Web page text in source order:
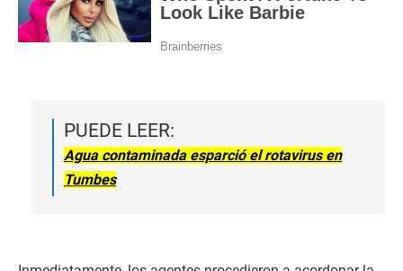
PUEDE LEER:
Agua contaminada esparció el rotavirus en
Tumbes